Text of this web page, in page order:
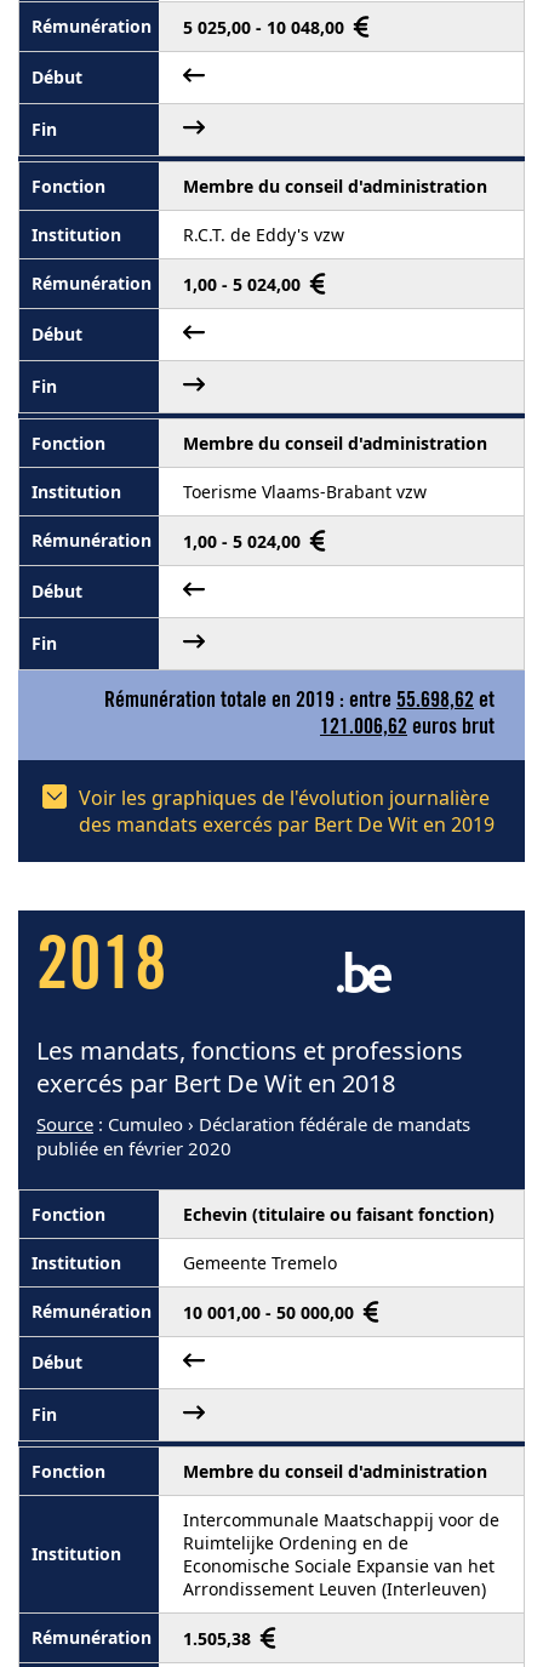
5 025,00 - 10 048,00
Membre du conseil d'administration
R.C.T. de Eddy's vzw
1,00 - 5 024,00
Membre du conseil d'administration
Toerisme Vlaams-Brabant vzw
1,00 - 5 024,00
Rémunération totale en 2019 : entre 55.698,62 et
121.006,62 euros brut
Voir les graphiques de l'évolution journalière
des mandats exercés par Bert De Wit en 2019
2018
Les mandats, fonctions et professions
exercés par Bert De Wit en 2018
Source : Cumuleo › Déclaration fédérale de mandats
publiée en février 2020
Echevin (titulaire ou faisant fonction)
Gemeente Tremelo
10 001,00 - 50 000,00
Membre du conseil d'administration
Intercommunale Maatschappij voor de
Ruimtelijke Ordening en de
Economische Sociale Expansie van het
Arrondissement Leuven (Interleuven)
1.505,38